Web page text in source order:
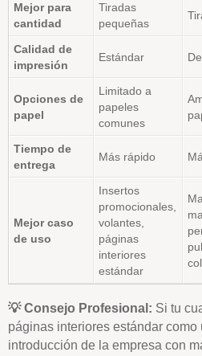
Mejor para
cantidad
Tiradas
pequeñas
Calidad de
impresión
Estándar
Opciones de
papel
Limitado a
papeles
comunes
Tiempo de
entrega
Más rápido
Mejor caso
de uso
Insertos
promocionales,
volantes,
páginas
interiores
estándar
💡 Consejo Profesional: Si tu
páginas interiores estándar como
introducción de la empresa con